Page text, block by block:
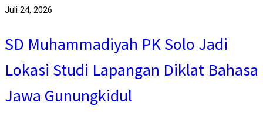
Juli 24, 2026
SD Muhammadiyah PK Solo Jadi
Lokasi Studi Lapangan Diklat Bahasa
Jawa Gunungkidul